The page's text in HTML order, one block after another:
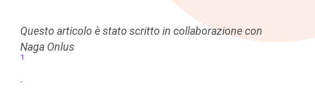
Questo articolo è stato scritto in collaborazione con
Naga Onlus
1
.